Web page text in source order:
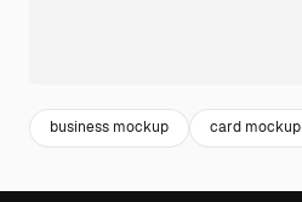
business mockup card mockup